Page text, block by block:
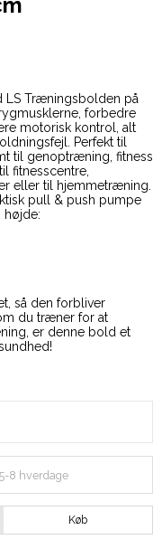
LS Træningsbolden på
forbedre
motorisk kontrol, alt
Perfekt til
til genoptræning, fitness
fitnesscentre,
eller til hjemmetræning.
pull & push pumpe
højde:
så den forbliver
du træner for at
er denne bold et
8 hverdage
Køb